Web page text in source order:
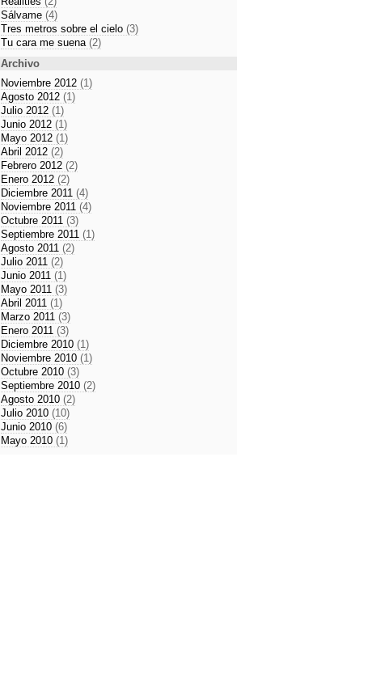
Sálvame (4)
Tres metros sobre el cielo (3)
Tu cara me suena (2)
Archivo
Noviembre 2012 (1)
Agosto 2012 (1)
Julio 2012 (1)
Junio 2012 (1)
Mayo 2012 (1)
Abril 2012 (2)
Febrero 2012 (2)
Enero 2012 (2)
Diciembre 2011 (4)
Noviembre 2011 (4)
Octubre 2011 (3)
Septiembre 2011 (1)
Agosto 2011 (2)
Julio 2011 (2)
Junio 2011 (1)
Mayo 2011 (3)
Abril 2011 (1)
Marzo 2011 (3)
Enero 2011 (3)
Diciembre 2010 (1)
Noviembre 2010 (1)
Octubre 2010 (3)
Septiembre 2010 (2)
Agosto 2010 (2)
Julio 2010 (10)
Junio 2010 (6)
Mayo 2010 (1)